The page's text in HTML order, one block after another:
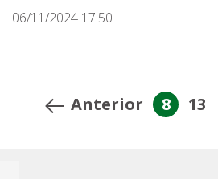
06/11/2024 17:50
Anterior 8 13